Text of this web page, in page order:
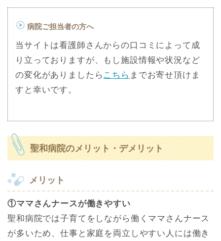
病院ご担当者の方へ
当サイトは看護師さんからの口コミによって成
り立っておりますが、もし施設情報や状況など
の変化がありましたら こちら までお寄せ頂けま
すと幸いです。
聖和病院のメリット・デメリット
メリット
①ママさんナースが働きやすい
聖和病院では子育てをしながら働くママさんナース
が多いため、仕事と家庭を両立しやすい人には働き